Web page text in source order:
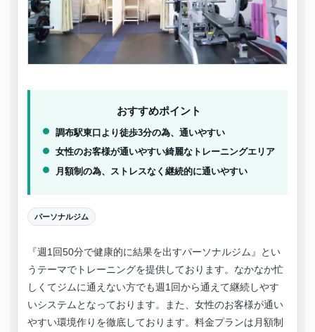
おすすめポイント
調布駅東口より徒歩3分の為、通いやすい
女性のお客様が通いやすい綺麗なトレーニングエリア
月額制の為、ストレスなく継続的に通いやすい
パーソナルジム
『週1回50分で健康的に結果を出すパーソナルジム』とい
うテーマでトレーニングを提供しております。なかなか忙
しくてジムに通えない方でも週1回から通えて継続しやす
いシステムとなっております。また、女性のお客様が通い
やすい環境作りを徹底しております。料金プランは月額制